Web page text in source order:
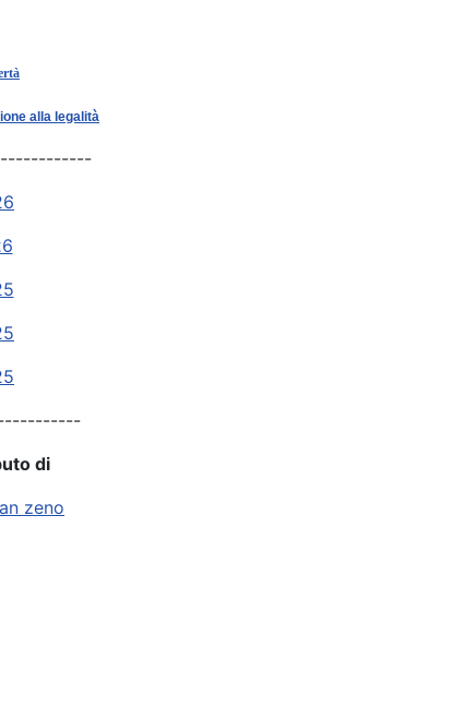
alla legalità
di